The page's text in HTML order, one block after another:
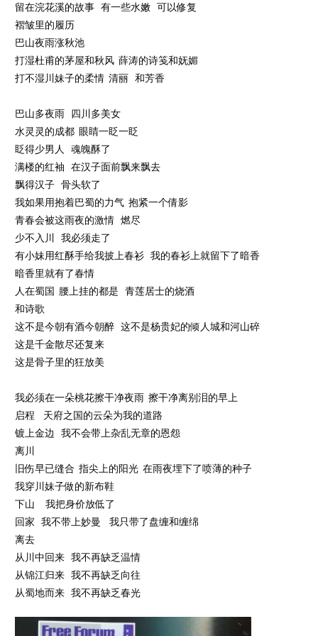
留在浣花溪的故事 有一些水嫩 可以修复
褶皱里的履历
巴山夜雨涨秋池
打湿杜甫的茅屋和秋风 薛涛的诗笺和妩媚
打不湿川妹子的柔情 清丽 和芳香
巴山多夜雨 四川多美女
水灵灵的成都 眼睛一眨一眨
眨得少男人 魂魄酥了
满楼的红袖 在汉子面前飘来飘去
飘得汉子 骨头软了
我如果用抱着巴蜀的力气 抱紧一个倩影
青春会被这雨夜的激情 燃尽
少不入川 我必须走了
有小妹用红酥手给我披上春衫 我的春衫上就留下了暗香
暗香里就有了春情
人在蜀国 腰上挂的都是 青莲居士的烧酒
和诗歌
这不是今朝有酒今朝醉 这不是杨贵妃的倾人城和河山碎
这是千金散尽还复来
这是骨子里的狂放美
我必须在一朵桃花擦干净夜雨 擦干净离别泪的早上
启程 天府之国的云朵为我的道路
镀上金边 我不会带上杂乱无章的恩怨
离川
旧伤早已缝合 指尖上的阳光 在雨夜埋下了喷薄的种子
我穿川妹子做的新布鞋
下山 我把身价放低了
回家 我不带上妙曼 我只带了盘缠和缠绵
离去
从川中回来 我不再缺乏温情
从锦江归来 我不再缺乏向往
从蜀地而来 我不再缺乏春光